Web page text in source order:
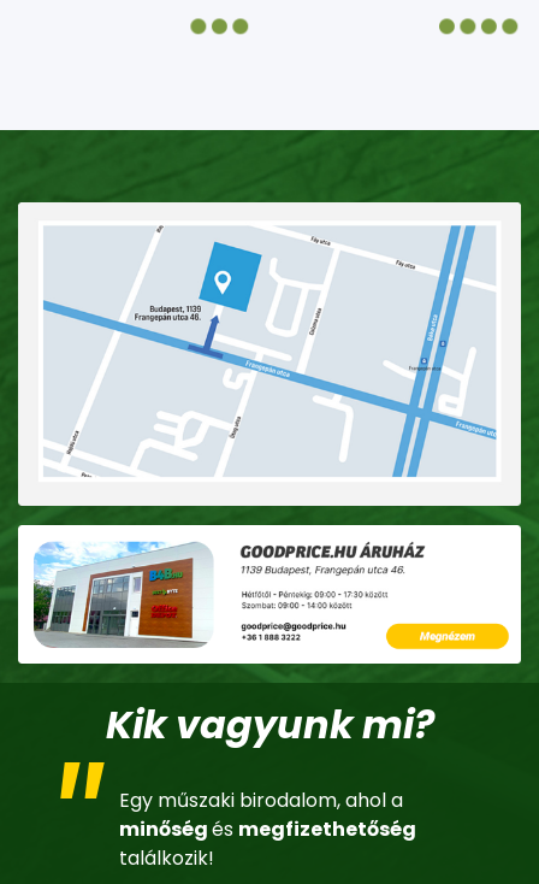
Kik vagyunk mi?
Egy műszaki birodalom, ahol a
minőségés megfizethetőség
találkozik!